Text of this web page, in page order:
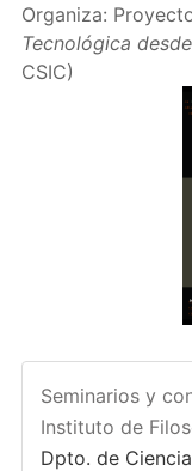
Organiza:
Tecnológica
CSIC)
Seminarios y
Instituto de
Dpto. de